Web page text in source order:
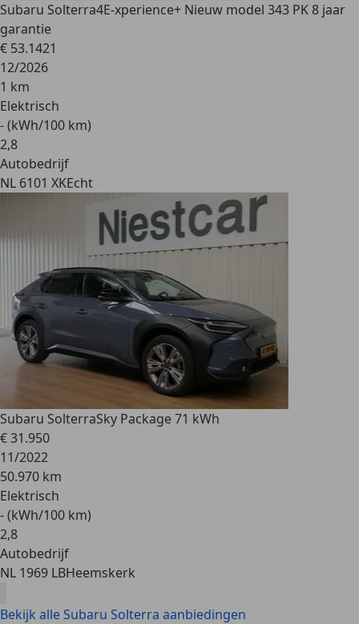
Subaru Solterra4E-xperience+ Nieuw model 343 PK 8 jaar
garantie
€ 53.1421
12/2026
1 km
Elektrisch
- (kWh/100 km)
2,8
Autobedrijf
NL 6101 XKEcht
Subaru SolterraSky Package 71 kWh
€ 31.950
11/2022
50.970 km
Elektrisch
- (kWh/100 km)
2,8
Autobedrijf
NL 1969 LBHeemskerk
Bekijk alle Subaru Solterra aanbiedingen